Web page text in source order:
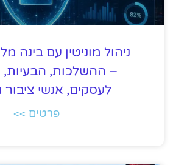
– ההשלכות, הבעיות,
לעסקים, אנשי ציבור
פרטים >>